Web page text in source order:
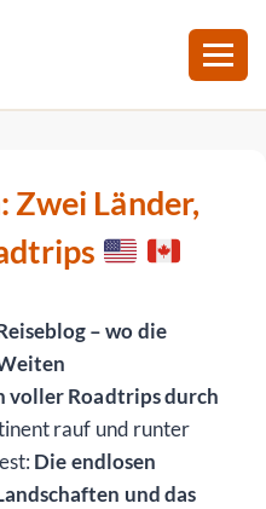
Zwei Länder,
– wo die
voller Roadtrips durch
rauf und runter
Die endlosen
und das